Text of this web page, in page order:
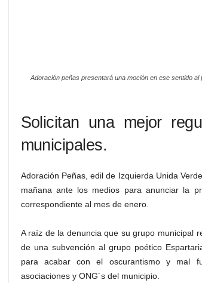
Adoración peñas presentará una moción en ese sentido
Solicitan una mejor
municipales.
Adoración Peñas, edil de Izquierda Unida
mañana ante los medios para anunciar la
correspondiente al mes de enero.
A raíz de la denuncia que su grupo municipal
de una subvención al grupo poético
para acabar con el oscurantismo y mal
asociaciones y ONG´s del municipio.